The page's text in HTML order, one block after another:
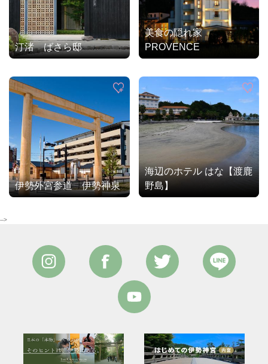
汀渚 ばさら邸
美食の隠れ家
PROVENCE
伊勢外宮参道 伊勢神泉
海辺のホテル はな【渡鹿
野島】
-->